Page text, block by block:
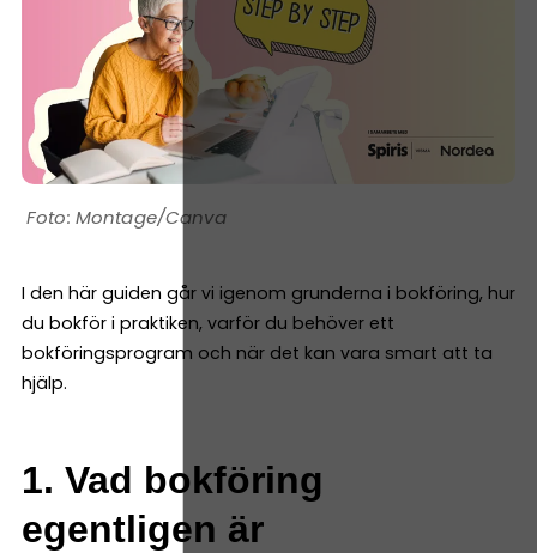
Montage/Canva
I den här guiden går vi igenom grunderna i bokföring, hur
du bokför i praktiken, varför du behöver ett
bokföringsprogram och när det kan vara smart att ta
hjälp.
1. Vad bokföring
egentligen är